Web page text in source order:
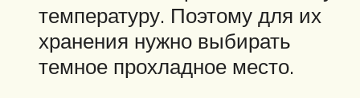
температуру. Поэтому для их
хранения нужно выбирать
темное прохладное место.